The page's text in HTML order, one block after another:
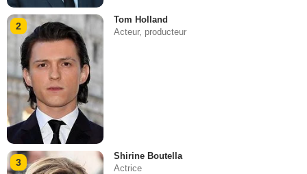
2
Tom Holland
Acteur, producteur
3
Shirine Boutella
Actrice